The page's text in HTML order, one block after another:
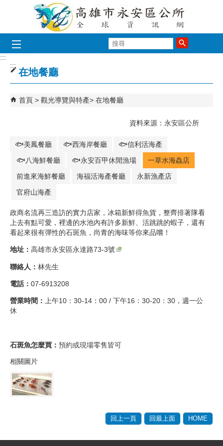
跳到主要內容區塊
尋
:::
:::
在地餐廳
首頁 觀光導覽與特產 在地餐廳
資料來源：永安區公所
🐟美鳳餐廳 🐟西海岸餐廳
🐟信利活海產
🐟八海鮮餐廳
🐟永安百甲休閒漁場
一草水海鱻店
前進來海鮮餐廳
海福活海產餐廳
永新漁產店
官府山海產
政商名流再三造訪的實力店家，冰箱新鮮得魚貨，整齊排著隊看
上去有點可愛，裡邊的水池內有許多新鮮、活跳跳的蝦子，還有
看起來很有彈性的石斑魚，尚青的海味等你來品嚐！
地址： 高雄市永安區永達路73-3號​
聯絡人： 林先生
電話： 07-6913208
營業時間： 上午10：30-14：00 / 下午16：30-20：30，週一公
休
石斑魚怎麼買： 預約或現場零售皆可
相關圖片
回上一頁 回最上面 HOME